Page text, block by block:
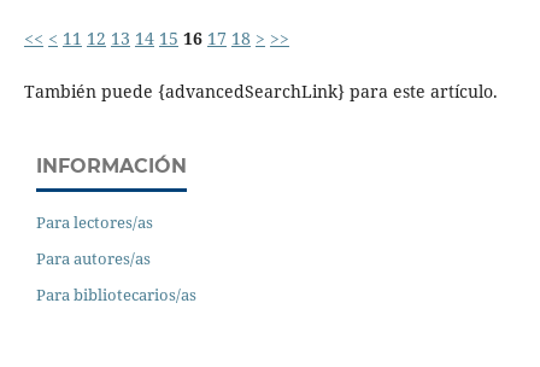
<< < 11 12 13 14 15 16 17 18 > >>
También puede {advancedSearchLink} para este artículo.
INFORMACIÓN
Para lectores/as
Para autores/as
Para bibliotecarios/as